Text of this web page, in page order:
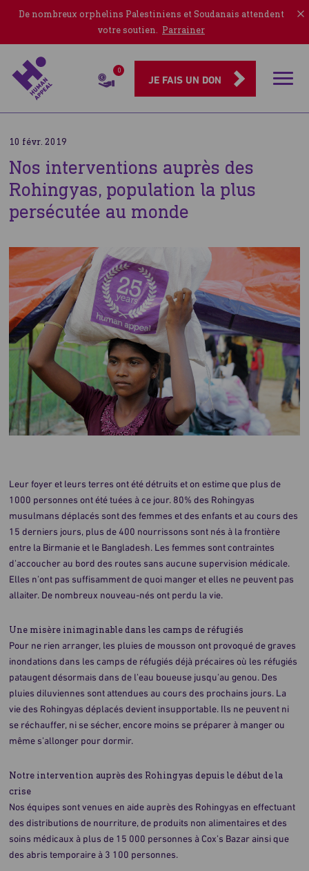
De nombreux orphelins Palestiniens et Soudanais attendent
votre soutien. Parrainer
0
JE FAIS UN DON
10 févr. 2019
Nos interventions auprès des
Rohingyas, population la plus
persécutée au monde
Leur foyer et leurs terres ont été détruits et on estime que plus de
1000 personnes ont été tuées à ce jour. 80% des Rohingyas
musulmans déplacés sont des femmes et des enfants et au cours des
15 derniers jours, plus de 400 nourrissons sont nés à la frontière
entre la Birmanie et le Bangladesh. Les femmes sont contraintes
d’accoucher au bord des routes sans aucune supervision médicale.
Elles n’ont pas suffisamment de quoi manger et elles ne peuvent pas
allaiter. De nombreux nouveau-nés ont perdu la vie.
Une misère inimaginable dans les camps de réfugiés
Pour ne rien arranger, les pluies de mousson ont provoqué de graves
inondations dans les camps de réfugiés déjà précaires où les réfugiés
pataugent désormais dans de l’eau boueuse jusqu’au genou. Des
pluies diluviennes sont attendues au cours des prochains jours. La
vie des Rohingyas déplacés devient insupportable. Ils ne peuvent ni
se réchauffer, ni se sécher, encore moins se préparer à manger ou
même s’allonger pour dormir.
Notre intervention auprès des Rohingyas depuis le début de la
crise
Nos équipes sont venues en aide auprès des Rohingyas en effectuant
des distributions de nourriture, de produits non alimentaires et des
soins médicaux à plus de 15 000 personnes à Cox’s Bazar ainsi que
des abris temporaire à 3 100 personnes.